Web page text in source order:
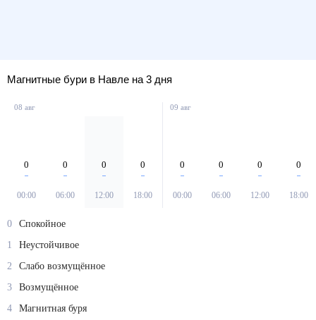
Магнитные бури в Навле на 3 дня
08 авг
0
00:00
0
06:00
0
12:00
0
18:00
09 авг
0
00:00
0
06:00
0
12:00
0
18:00
0
Спокойное
1
Неустойчивое
2
Слабо возмущённое
3
Возмущённое
4
Магнитная буря